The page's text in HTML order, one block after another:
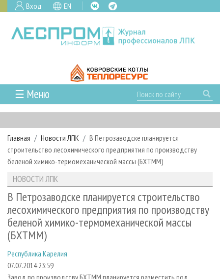
Вход EN
☰ Меню
ГЛАВНАЯ
РУБРИКИ И ТЕМЫ
РУБРИКИ ЖУРНАЛА
ЛЕСНОЕ ХОЗЯЙСТВО
ЛЕСОЗАГОТОВКА
ЛЕСОПИЛЕНИЕ
ДЕРЕВООБРАБОТКА
СУШКА ДРЕВЕСИНЫ
ПРОИЗВОДСТВО ДРЕВЕСНЫХ ПЛИТ
ДЕРЕВЯННОЕ ДОМОСТРОЕНИЕ
ПРОИЗВОДСТВО МЕБЕЛИ
НОВОСТИ
КАЛЕНДАРЬ СОБЫТИЙ
НОВОСТИ ЛПК
НОВОСТИ ЖУРНАЛА
НОВОСТИ КОМПАНИЙ
ПРОЕКТЫ ЛПИ
АНАЛИТИКА
ПРЕДПРИЯТИЯ ЛПК
ЛЕСНЫЕ РЕГИОНЫ РОССИИ
ПЕРСОНЫ
МОБИЛЬНЫЕ ВЫСТАВКИ
ОФИЦИАЛЬНЫЕ ДЕЛЕГАЦИИ
ПРИОРИТЕТНЫЕ ИНВЕСТПРОЕКТЫ
АРХИВ
АРХИВ ЖУРНАЛОВ
СТАТЬИ
О ЖУРНАЛЕ
ПОДПИСКА
КОНТАКТЫ
РЕКЛАМОДАТЕЛЯМ
РЕКЛАМА
РЕКЛАМА НА САЙТЕ
Главная Новости ЛПК
В Петрозаводске планируется
строительство лесохимического предприятия по производству
беленой химико-термомеханической массы (БХТММ)
НОВОСТИ ЛПК
В Петрозаводске планируется строительство
лесохимического предприятия по производству
беленой химико-термомеханической массы
(БХТММ)
Республика Карелия
07.07.2014 23:59
Завод по производству БХТММ планируется разместить под